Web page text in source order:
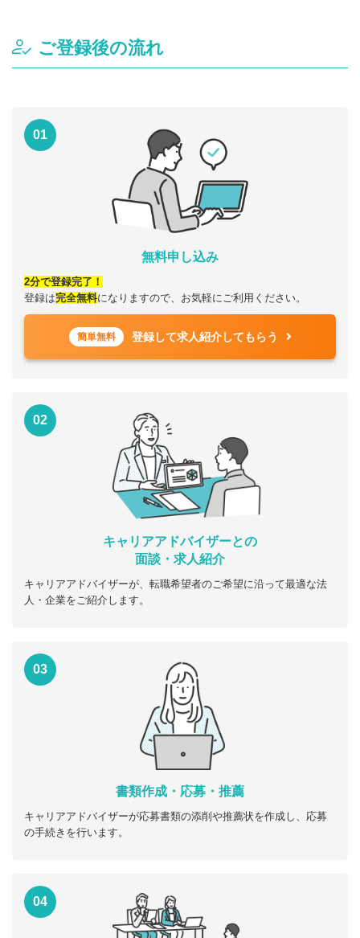
ご登録後の流れ
01
無料申し込み
2分で登録完了！
登録は完全無料になりますので、お気軽にご利用ください。
簡単無料 登録して求人紹介してもらう
02
キャリアアドバイザーとの
面談・求人紹介
キャリアアドバイザーが、転職希望者のご希望に沿って最適な法
人・企業をご紹介します。
03
書類作成・応募・推薦
キャリアアドバイザーが応募書類の添削や推薦状を作成し、応募
の手続きを行います。
04